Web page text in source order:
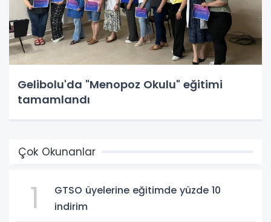
Gelibolu'da "Menopoz Okulu" eğitimi
tamamlandı
Çok Okunanlar
1
GTSO üyelerine eğitimde yüzde 10
indirim